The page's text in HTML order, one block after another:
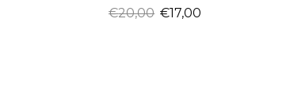
€20,00 €17,00